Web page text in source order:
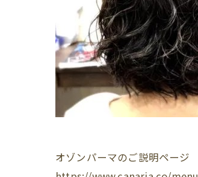
オゾンパーマのご説明ページ